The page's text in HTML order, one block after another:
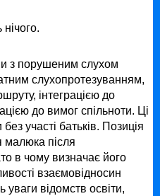
з порушеним слухом
слухопротезуванням,
інтеграцією до
до вимог спільноти. Ці
участі батьків. Позиція
малюка після
в чому визначає його
взаємовідносин
уваги відомств освіти,